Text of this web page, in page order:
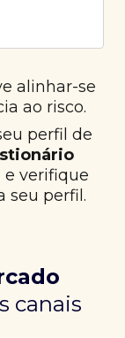
alinhar-se
ao risco.
perfil de
verifique
seu perfil.
canais